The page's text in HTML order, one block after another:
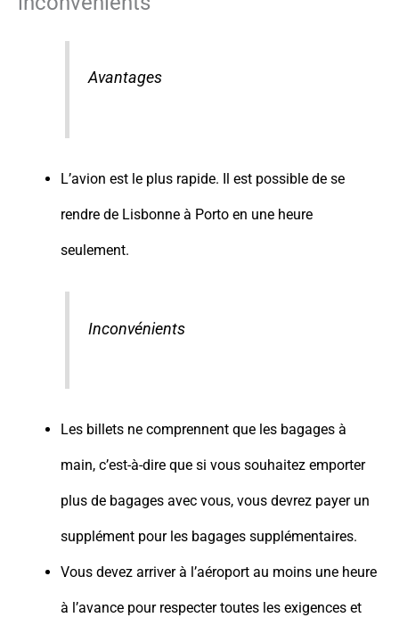
Avantages
L’avion est le plus rapide. Il est possible de se
rendre de Lisbonne à Porto en une heure
seulement.
Inconvénients
Les billets ne comprennent que les bagages à
main, c’est-à-dire que si vous souhaitez emporter
plus de bagages avec vous, vous devrez payer un
supplément pour les bagages supplémentaires.
Vous devez arriver à l’aéroport au moins une heure
à l’avance pour respecter toutes les exigences et